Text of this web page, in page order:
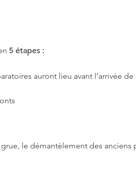
5 étapes :
auront lieu avant l’arrivée de
le démantèlement des anciens